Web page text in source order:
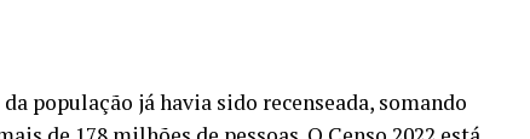
população já havia sido recenseada, somando